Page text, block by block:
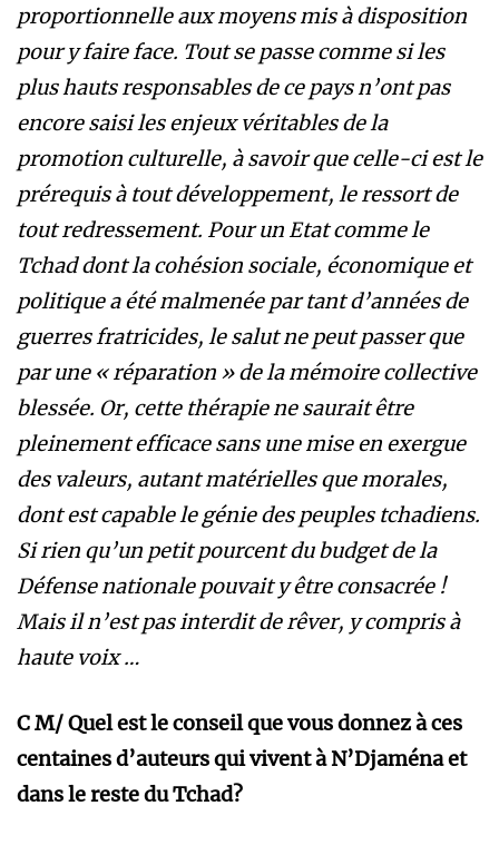
proportionnelle aux moyens mis à disposition
pour y faire face. Tout se passe comme si les
plus hauts responsables de ce pays n’ont pas
encore saisi les enjeux véritables de la
promotion culturelle, à savoir que celle-ci est le
prérequis à tout développement, le ressort de
tout redressement. Pour un Etat comme le
Tchad dont la cohésion sociale, économique et
politique a été malmenée par tant d’années de
guerres fratricides, le salut ne peut passer que
par une « réparation » de la mémoire collective
blessée. Or, cette thérapie ne saurait être
pleinement efficace sans une mise en exergue
des valeurs, autant matérielles que morales,
dont est capable le génie des peuples tchadiens.
Si rien qu’un petit pourcent du budget de la
Défense nationale pouvait y être consacrée !
Mais il n’est pas interdit de rêver, y compris à
haute voix …
C M/ Quel est le conseil que vous donnez à ces
centaines d’auteurs qui vivent à N’Djaména et
dans le reste du Tchad?